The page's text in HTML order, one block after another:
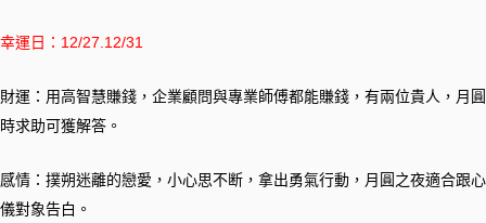
幸運日：12/27.12/31
財運：用高智慧賺錢，企業顧問與專業師傅都能賺錢，有兩位貴人，月圓
時求助可獲解答。
感情：撲朔迷離的戀愛，小心思不断，拿出勇氣行動，月圓之夜適合跟心
儀對象告白。